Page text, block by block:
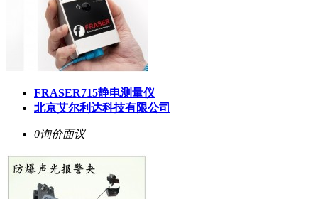
FRASER715静电测量仪
北京艾尔利达科技有限公司
0询价面议